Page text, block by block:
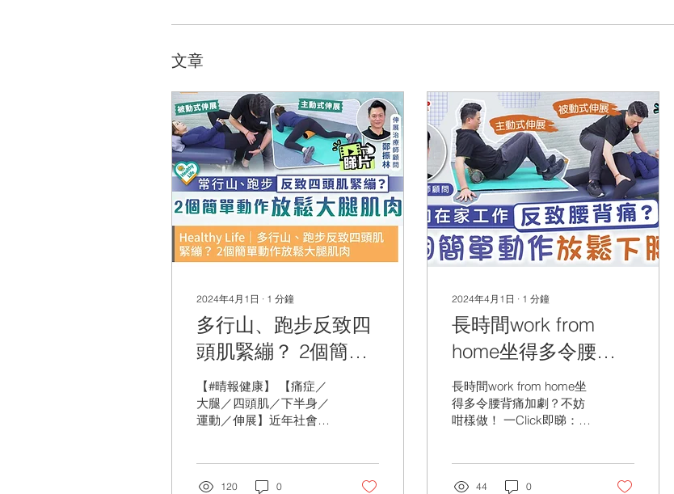
文章
2024年4月1日 ∙ 1 分鐘
多行山、跑步反致四
頭肌緊繃？ 2個簡單
動作放鬆大腿肌肉
​【#晴報健康】 【痛症／
大腿／四頭肌／下半身／
運動／伸展】近年社會越
有機會令四頭肌變得緊
120 0
2024年4月1日 ∙ 1 分鐘
長時間work from
home坐得多令腰背
痛加劇￼？不妨咁樣
做！
長時間work from home坐
得多令腰背痛加劇￼？不妨
咁樣做！ 一Click即睇：
痛／按摩／運動／伸展】
44 0